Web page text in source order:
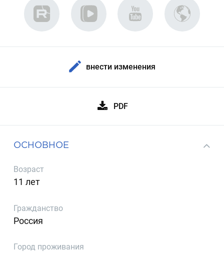
внести изменения
PDF
ОСНОВНОЕ
Возраст
11 лет
Гражданство
Россия
Город проживания